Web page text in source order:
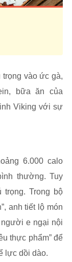
vào ức gà,
bữa ăn của
Viking với sự
6.000 calo
thường. Tuy
Trong bộ
anh tiết lộ món
e ngại nội
thực phẩm” để
lực dồi dào.